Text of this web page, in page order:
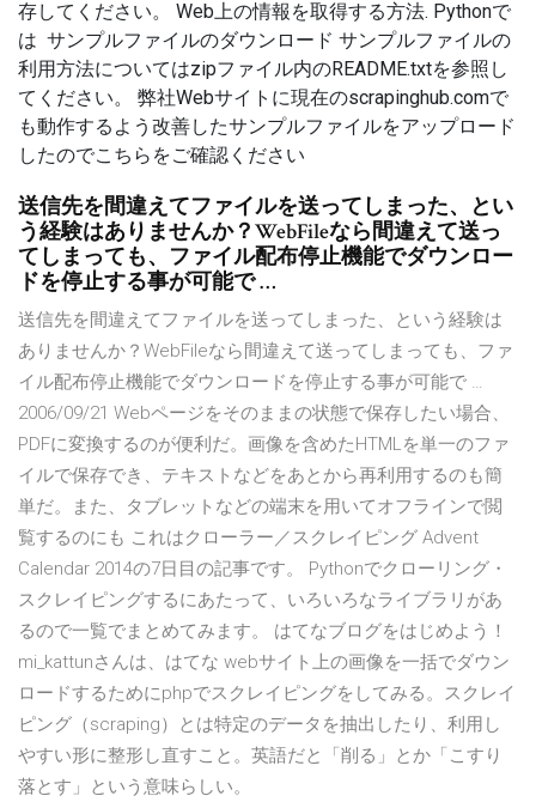
存してください。 Web上の情報を取得する方法. Pythonで
は サンプルファイルのダウンロード サンプルファイルの
利用方法についてはzipファイル内のREADME.txtを参照し
てください。 弊社Webサイトに現在のscrapinghub.comで
も動作するよう改善したサンプルファイルをアップロード
したのでこちらをご確認ください
送信先を間違えてファイルを送ってしまった、とい
う経験はありませんか？WebFileなら間違えて送っ
てしまっても、ファイル配布停止機能でダウンロー
ドを停止する事が可能で …
送信先を間違えてファイルを送ってしまった、という経験は
ありませんか？WebFileなら間違えて送ってしまっても、ファ
イル配布停止機能でダウンロードを停止する事が可能で …
2006/09/21 Webページをそのままの状態で保存したい場合、
PDFに変換するのが便利だ。画像を含めたHTMLを単一のファ
イルで保存でき、テキストなどをあとから再利用するのも簡
単だ。また、タブレットなどの端末を用いてオフラインで閲
覧するのにも これはクローラー／スクレイピング Advent
Calendar 2014の7日目の記事です。 Pythonでクローリング・
スクレイピングするにあたって、いろいろなライブラリがあ
るので一覧でまとめてみます。 はてなブログをはじめよう！
mi_kattunさんは、はてな webサイト上の画像を一括でダウン
ロードするためにphpでスクレイピングをしてみる。スクレイ
ピング（scraping）とは特定のデータを抽出したり、利用し
やすい形に整形し直すこと。英語だと「削る」とか「こすり
落とす」という意味らしい。